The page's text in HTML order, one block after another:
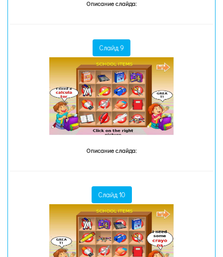
Описание слайда:
Слайд 9
Описание слайда:
Слайд 10